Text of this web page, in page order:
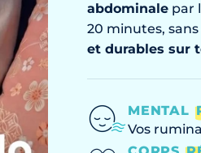
abdominale par
20 minutes,
et durables sur
MENTAL
Vos